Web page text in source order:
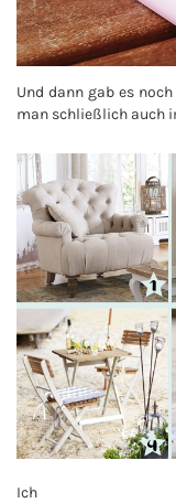
Und dann gab es
man schließlich auch
Ich